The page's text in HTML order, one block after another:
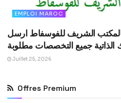
EMPLOI MAROC
الشريف للفوسفاط ارسل
الذاتية جميع التخصصات مطلوبة
Juillet 25, 2026
Offres Premium